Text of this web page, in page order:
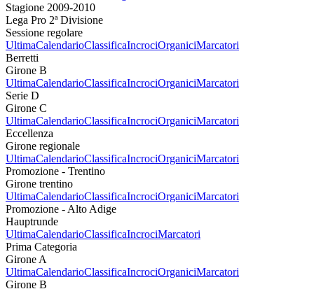
Stagione 2009-2010
Lega Pro 2ª Divisione
Sessione regolare
UltimaCalendarioClassificaIncrociOrganiciMarcatori
Berretti
Girone B
UltimaCalendarioClassificaIncrociOrganiciMarcatori
Serie D
Girone C
UltimaCalendarioClassificaIncrociOrganiciMarcatori
Eccellenza
Girone regionale
UltimaCalendarioClassificaIncrociOrganiciMarcatori
Promozione - Trentino
Girone trentino
UltimaCalendarioClassificaIncrociOrganiciMarcatori
Promozione - Alto Adige
Hauptrunde
UltimaCalendarioClassificaIncrociMarcatori
Prima Categoria
Girone A
UltimaCalendarioClassificaIncrociOrganiciMarcatori
Girone B